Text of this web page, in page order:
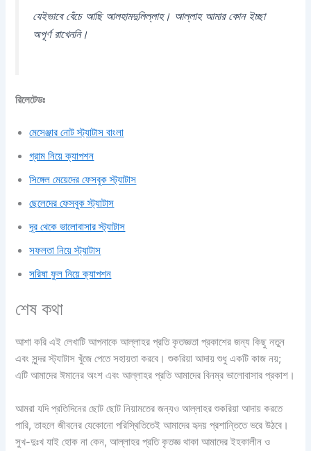
যেইভাবে বেঁচে আছি আলহামদুলিল্লাহ। আল্লাহ আমার কোন ইচ্ছা
অপূর্ণ রাখেননি।
রিলেটেডঃ
মেসেঞ্জার নোট স্ট্যাটাস বাংলা
গ্রাম নিয়ে ক্যাপশন
সিঙ্গেল মেয়েদের ফেসবুক স্ট্যাটাস
ছেলেদের ফেসবুক স্ট্যাটাস
দূর থেকে ভালোবাসার স্ট্যাটাস
সফলতা নিয়ে স্ট্যাটাস
সরিষা ফুল নিয়ে ক্যাপশন
শেষ কথা
আশা করি এই লেখাটি আপনাকে আল্লাহর প্রতি কৃতজ্ঞতা প্রকাশের জন্য কিছু নতুন
এবং সুন্দর স্ট্যাটাস খুঁজে পেতে সহায়তা করবে। শুকরিয়া আদায় শুধু একটি কাজ নয়;
এটি আমাদের ঈমানের অংশ এবং আল্লাহর প্রতি আমাদের বিনম্র ভালোবাসার প্রকাশ।
আমরা যদি প্রতিদিনের ছোট ছোট নিয়ামতের জন্যও আল্লাহর শুকরিয়া আদায় করতে
পারি, তাহলে জীবনের যেকোনো পরিস্থিতিতেই আমাদের হৃদয় প্রশান্তিতে ভরে উঠবে।
সুখ-দুঃখ যাই হোক না কেন, আল্লাহর প্রতি কৃতজ্ঞ থাকা আমাদের ইহকালীন ও